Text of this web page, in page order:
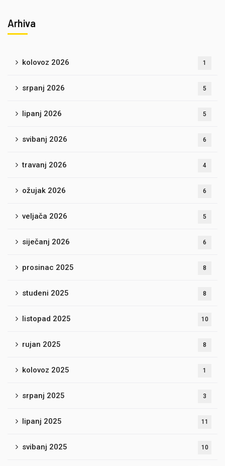
Arhiva
kolovoz 2026 1
srpanj 2026 5
lipanj 2026 5
svibanj 2026 6
travanj 2026 4
ožujak 2026 6
veljača 2026 5
siječanj 2026 6
prosinac 2025 8
studeni 2025 8
listopad 2025 10
rujan 2025 8
kolovoz 2025 1
srpanj 2025 3
lipanj 2025 11
svibanj 2025 10